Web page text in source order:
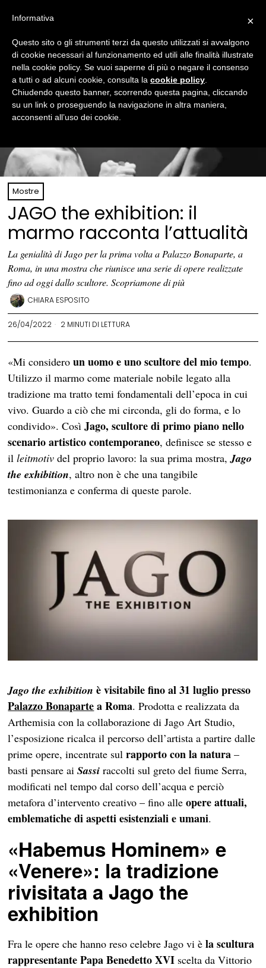
Mostre
JAGO the exhibition: il
marmo racconta l’attualità
La genialità di Jago per la prima volta a Palazzo Bonaparte, a
Roma, in una mostra che riunisce una serie di opere realizzate
fino ad oggi dallo scultore. Scopriamone di più
CHIARA ESPOSITO
26/04/2022 2 MINUTI DI LETTURA
«Mi consideroun uomo e uno scultore del mio tempo.
Utilizzo il marmo come materiale nobile legato alla
tradizione ma tratto temi fondamentali dell’epoca in cui
vivo. Guardo a ciò che mi circonda, gli do forma, e lo
condivido». CosìJago, scultore di primo piano nello
scenario artistico contemporaneo, definisce se stesso e
illeitmotiv del proprio lavoro: la sua prima mostra,Jago
the exhibition, altro non è che una tangibile
testimonianza e conferma di queste parole.
Jago the exhibition è visitabile fino al 31 luglio presso
Palazzo Bonapartea Roma. Prodotta e realizzata da
Arthemisia con la collaborazione di Jago Art Studio,
l’esposizione ricalca il percorso dell’artista a partire dalle
prime opere, incentrate sulrapporto con la natura –
basti pensare aiSassi raccolti sul greto del fiume Serra,
modificati nel tempo dal corso dell’acqua e perciò
metafora d’intervento creativo – fino alleopere attuali,
emblematiche di aspetti esistenziali e umani.
«Habemus Hominem» e
«Venere»: la tradizione
rivisitata a Jago the
exhibition
Fra le opere che hanno reso celebre Jago vi èla scultura
rappresentante Papa Benedetto XVI scelta da Vittorio
×
Informativa
Questo sito o gli strumenti terzi da questo utilizzati si avvalgono
di cookie necessari al funzionamento ed utili alle finalità illustrate
nella cookie policy. Se vuoi saperne di più o negare il consenso
a tutti o ad alcuni cookie, consulta la cookie policy
Chiudendo questo banner, scorrendo questa pagina, cliccando
su un link o proseguendo la navigazione in altra maniera,
acconsenti all’uso dei cookie.